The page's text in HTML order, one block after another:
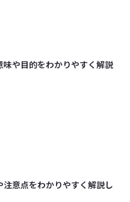
や目的をわかりやすく解説
意点をわかりやすく解説し